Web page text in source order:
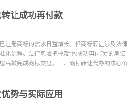
让成功再付款
册商标的需求日益增长。但商标转让涉及法
流程、法律风险把控及“包成功再付款”的承
效完成商标交易。一、商标转让代办的核心
势与实际应用